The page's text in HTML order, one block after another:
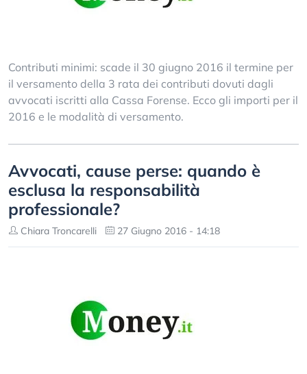
Contributi minimi: scade il 30 giugno 2016 il termine per
il versamento della 3 rata dei contributi dovuti dagli
avvocati iscritti alla Cassa Forense. Ecco gli importi per il
2016 e le modalità di versamento.
Avvocati, cause perse: quando è
esclusa la responsabilità
professionale?
Chiara Troncarelli 27 Giugno 2016 - 14:18